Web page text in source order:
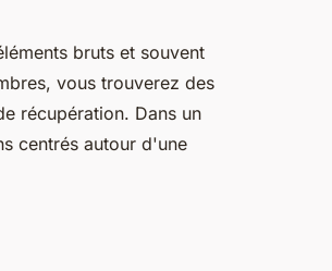
bruts et souvent
vous trouverez des
récupération. Dans un
centrés autour d'une